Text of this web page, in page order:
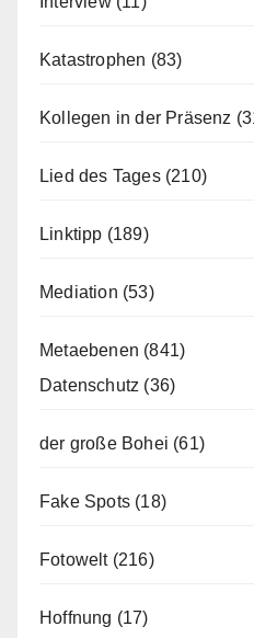
Katastrophen (83)
Kollegen in der Präsenz
Lied des Tages(210)
Linktipp (189)
Mediation (53)
Metaebenen (841)
Datenschutz (36)
der große Bohei (61)
Fake Spots (18)
Fotowelt(216)
Hoffnung (17)